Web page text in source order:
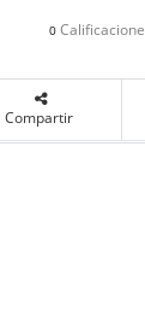
0
Compartir